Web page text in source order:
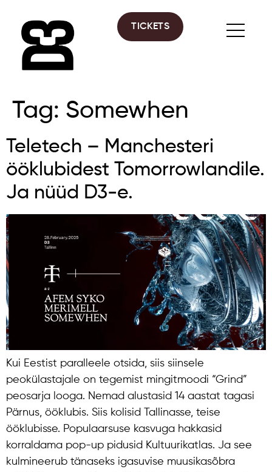
TICKETS
Tag: Somewhen
Teletech – Manchesteri
ööklubidest Tomorrowlandile.
Ja nüüd D3-e.
Kui Eestist paralleele otsida, siis siinsele
peokülastajale on tegemist mingitmoodi “Grind”
peosarja looga. Nemad alustasid 14 aastat tagasi
Pärnus, ööklubis. Siis kolisid Tallinasse, teise
ööklubisse. Populaarsuse kasvuga hakkasid
korraldama pop-up pidusid Kultuurikatlas. Ja see
kulmineerub tänaseks igasuvise muusikasõbra